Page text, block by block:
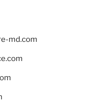
md.com